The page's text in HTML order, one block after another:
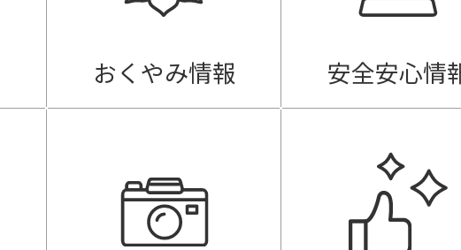
おくやみ情報 安全安心情